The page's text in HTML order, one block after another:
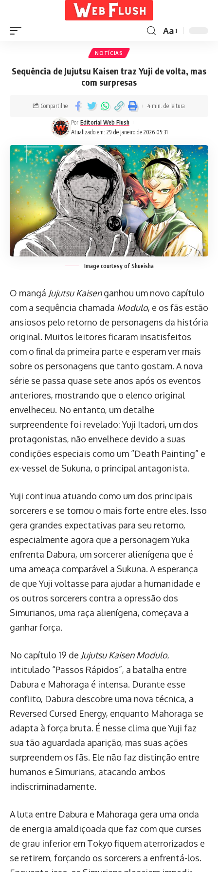
Aa
NOTÍCIAS
Sequência de Jujutsu Kaisen traz Yuji de volta, mas
com surpresas
Atualizado em: 29 de janeiro de 2026 05:31
Por Editorial Web Flush
Compartilhe 4 min. de leitura
Image courtesy of Shueisha
O mangá Jujutsu Kaisenganhou um novo capítulo
com a sequência chamada Modulo, e os fãs estão
ansiosos pelo retorno de personagens da história
original. Muitos leitores ficaram insatisfeitos
com o final da primeira parte e esperam ver mais
sobre os personagens que tanto gostam. A nova
série se passa quase sete anos após os eventos
anteriores, mostrando que o elenco original
envelheceu. No entanto, um detalhe
surpreendente foi revelado: Yuji Itadori, um dos
protagonistas, não envelhece devido a suas
condições especiais como um “Death Painting” e
ex-vessel de Sukuna, o principal antagonista.
Yuji continua atuando como um dos principais
sorcerers e se tornou o mais forte entre eles. Isso
gera grandes expectativas para seu retorno,
especialmente agora que a personagem Yuka
enfrenta Dabura, um sorcerer alienígena que é
uma ameaça comparável a Sukuna. A esperança
de que Yuji voltasse para ajudar a humanidade e
os outros sorcerers contra a opressão dos
Simurianos, uma raça alienígena, começava a
ganhar força.
No capítulo 19 de Jujutsu Kaisen Modulo,
intitulado “Passos Rápidos”, a batalha entre
Dabura e Mahoraga é intensa. Durante esse
conflito, Dabura descobre uma nova técnica, a
Reversed Cursed Energy, enquanto Mahoraga se
adapta à força bruta. É nesse clima que Yuji faz
sua tão aguardada aparição, mas suas ações
surpreendem os fãs. Ele não faz distinção entre
humanos e Simurians, atacando ambos
indiscriminadamente.
A luta entre Dabura e Mahoraga gera uma onda
de energia amaldiçoada que faz com que curses
de grau inferior em Tokyo fiquem aterrorizados e
se retirem, forçando os sorcerers a enfrentá-los.